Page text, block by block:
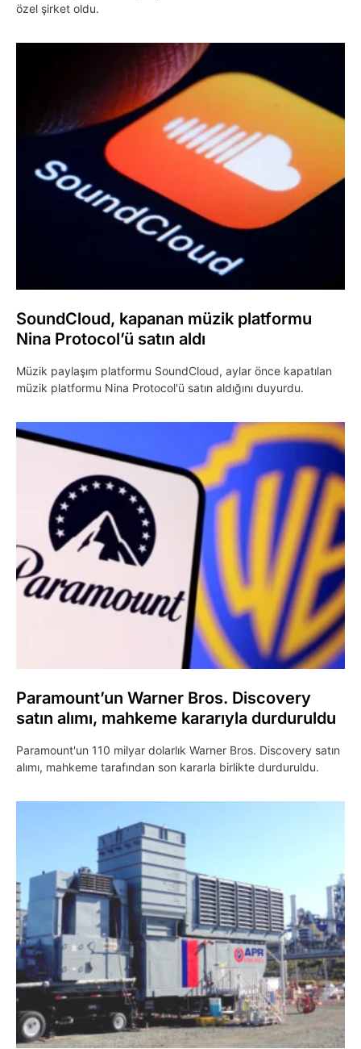
özel şirket oldu.
SoundCloud, kapanan müzik platformu
Nina Protocol’ü satın aldı
Müzik paylaşım platformu SoundCloud, aylar önce kapatılan
müzik platformu Nina Protocol'ü satın aldığını duyurdu.
Paramount’un Warner Bros. Discovery
satın alımı, mahkeme kararıyla durduruldu
Paramount'un 110 milyar dolarlık Warner Bros. Discovery satın
alımı, mahkeme tarafından son kararla birlikte durduruldu.